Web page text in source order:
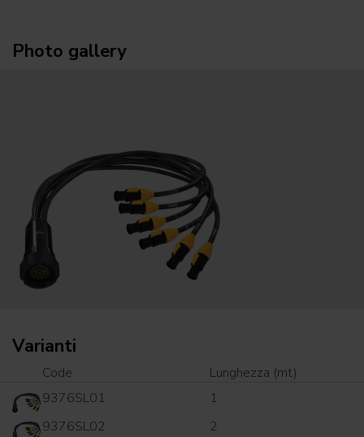
Photo gallery
Varianti
Code
Lunghezza (mt)
9376SL01
1
9376SL02
2